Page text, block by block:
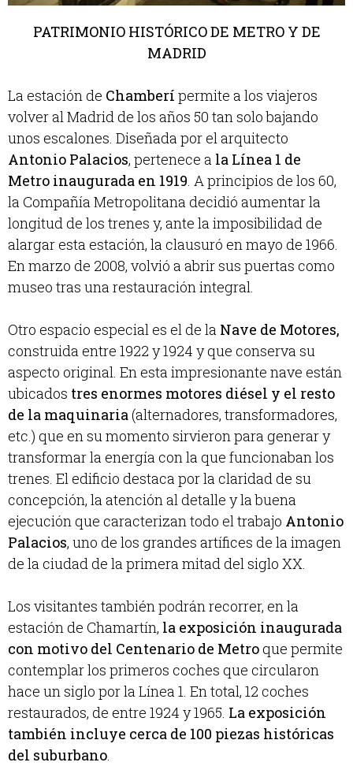
PATRIMONIO HISTÓRICO DE METRO Y DE
MADRID
La estación de Chamberí permite a los viajeros
volver al Madrid de los años 50 tan solo bajando
unos escalones. Diseñada por el arquitecto
Antonio Palacios, pertenece a la Línea 1 de
Metro inaugurada en 1919. A principios de los 60,
la Compañía Metropolitana decidió aumentar la
longitud de los trenes y, ante la imposibilidad de
alargar esta estación, la clausuró en mayo de 1966.
En marzo de 2008, volvió a abrir sus puertas como
museo tras una restauración integral.
Otro espacio especial es el de la Nave de Motores,
construida entre 1922 y 1924 y que conserva su
aspecto original. En esta impresionante nave están
ubicados tres enormes motores diésel y el resto
de la maquinaria(alternadores, transformadores,
etc.) que en su momento sirvieron para generar y
transformar la energía con la que funcionaban los
trenes. El edificio destaca por la claridad de su
concepción, la atención al detalle y la buena
ejecución que caracterizan todo el trabajo Antonio
Palacios, uno de los grandes artífices de la imagen
de la ciudad de la primera mitad del siglo XX.
Los visitantes también podrán recorrer, en la
estación de Chamartín, la exposición inaugurada
con motivo del Centenario de Metroque permite
contemplar los primeros coches que circularon
hace un siglo por la Línea 1. En total, 12 coches
restaurados, de entre 1924 y 1965. La exposición
también incluye cerca de 100 piezas históricas
del suburbano.